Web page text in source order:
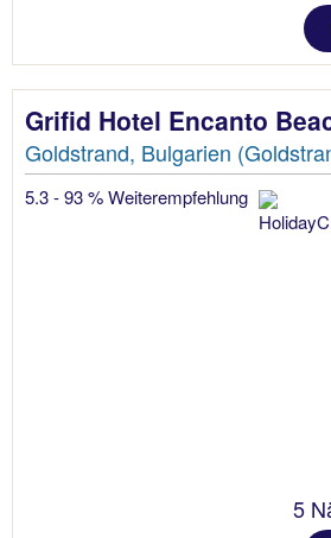
Grifid Hotel Encanto
Goldstrand, Bulgarien
5.3 - 93 % Weiterempfehlung
5